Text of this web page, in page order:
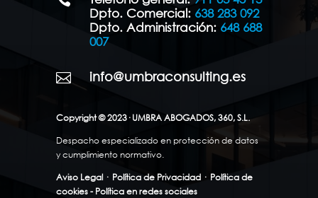
Dpto. Comercial: 638 283 092
Dpto. Administración: 648 688
007
 info@umbraconsulting.es
Copyright © 2023· UMBRA ABOGADOS, 360, S.L.
Despacho especializado en protección de datos
y cumplimiento normativo.
Aviso Legal· Política de Privacidad· Política de
cookies - Política en redes sociales